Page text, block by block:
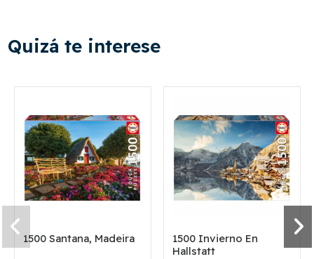
Quizá te interese
1500 Santana, Madeira
1500 Invierno En
Hallstatt